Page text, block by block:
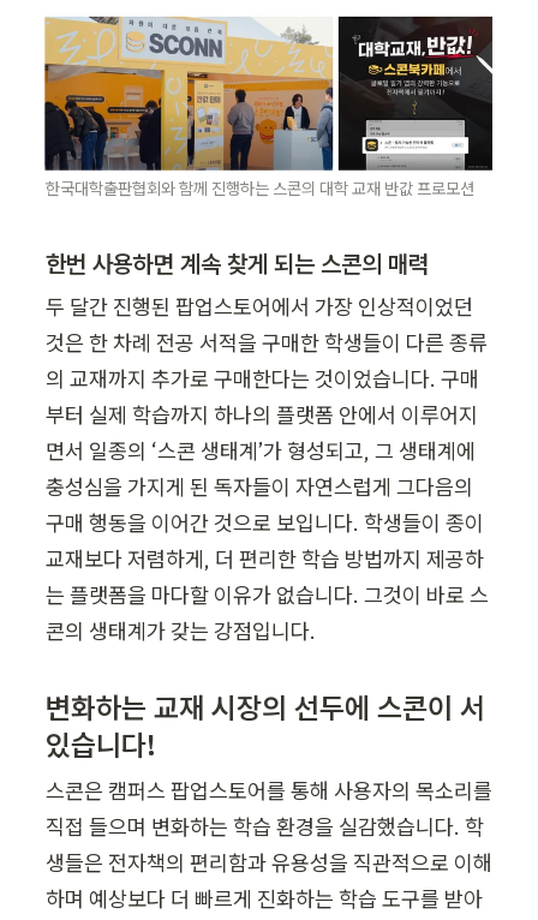
한국대학출판협회와 함께 진행하는 스콘의 대학 교재 반값 프로모션
한번 사용하면 계속 찾게 되는 스콘의 매력
두 달간 진행된 팝업스토어에서 가장 인상적이었던
것은 한 차례 전공 서적을 구매한 학생들이 다른 종류
의 교재까지 추가로 구매한다는 것이었습니다. 구매
부터 실제 학습까지 하나의 플랫폼 안에서 이루어지
면서 일종의 ‘스콘 생태계’가 형성되고, 그 생태계에
충성심을 가지게 된 독자들이 자연스럽게 그다음의
구매 행동을 이어간 것으로 보입니다. 학생들이 종이
교재보다 저렴하게, 더 편리한 학습 방법까지 제공하
는 플랫폼을 마다할 이유가 없습니다. 그것이 바로 스
콘의 생태계가 갖는 강점입니다.
변화하는 교재 시장의 선두에 스콘이 서
있습니다!
스콘은 캠퍼스 팝업스토어를 통해 사용자의 목소리를
직접 들으며 변화하는 학습 환경을 실감했습니다. 학
생들은 전자책의 편리함과 유용성을 직관적으로 이해
하며 예상보다 더 빠르게 진화하는 학습 도구를 받아